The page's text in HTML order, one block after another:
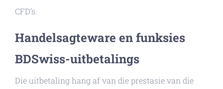
CFD’s.
Handelsagteware en funksies
BDSwiss-uitbetalings
Die uitbetaling hang af van die prestasie van die